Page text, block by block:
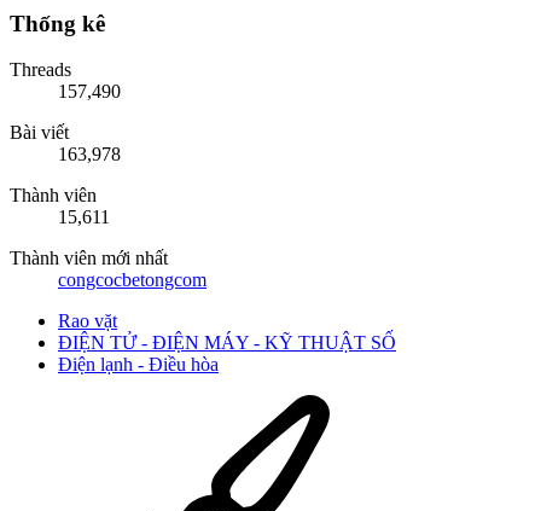
Thống kê
Threads
157,490
Bài viết
163,978
Thành viên
15,611
Thành viên mới nhất
congcocbetongcom
Rao vặt
ĐIỆN TỬ - ĐIỆN MÁY - KỸ THUẬT SỐ
Điện lạnh - Điều hòa